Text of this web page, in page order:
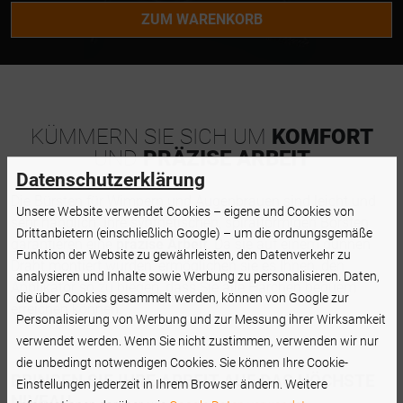
ZUM WARENKORB
KÜMMERN SIE SICH UM KOMFORT
UNDPRÄZISE ARBEIT
sehr handlich. Ihre synthetischen, spiralförmigen Borsten
garantieren eine
präzise Arbeit . Da sie auf einem dünnen
Draht montiert wurden, ermöglichen sie es Ihnen, den
Applikator so zu biegen, dass Sie alle Härchen bequem
erreichen können.
BRINGEN SIE IHRE ARBEIT AUF DAS HÖCHSTE
Datenschutzerklärung
Unsere Website verwendet Cookies – eigene und Cookies von
Drittanbietern (einschließlich Google) – um die ordnungsgemäße
Funktion der Website zu gewährleisten, den Datenverkehr zu
analysieren und Inhalte sowie Werbung zu personalisieren. Daten,
die über Cookies gesammelt werden, können von Google zur
Personalisierung von Werbung und zur Messung ihrer Wirksamkeit
verwendet werden. Wenn Sie nicht zustimmen, verwenden wir nur
die unbedingt notwendigen Cookies. Sie können Ihre Cookie-
Einstellungen jederzeit in Ihrem Browser ändern. Weitere